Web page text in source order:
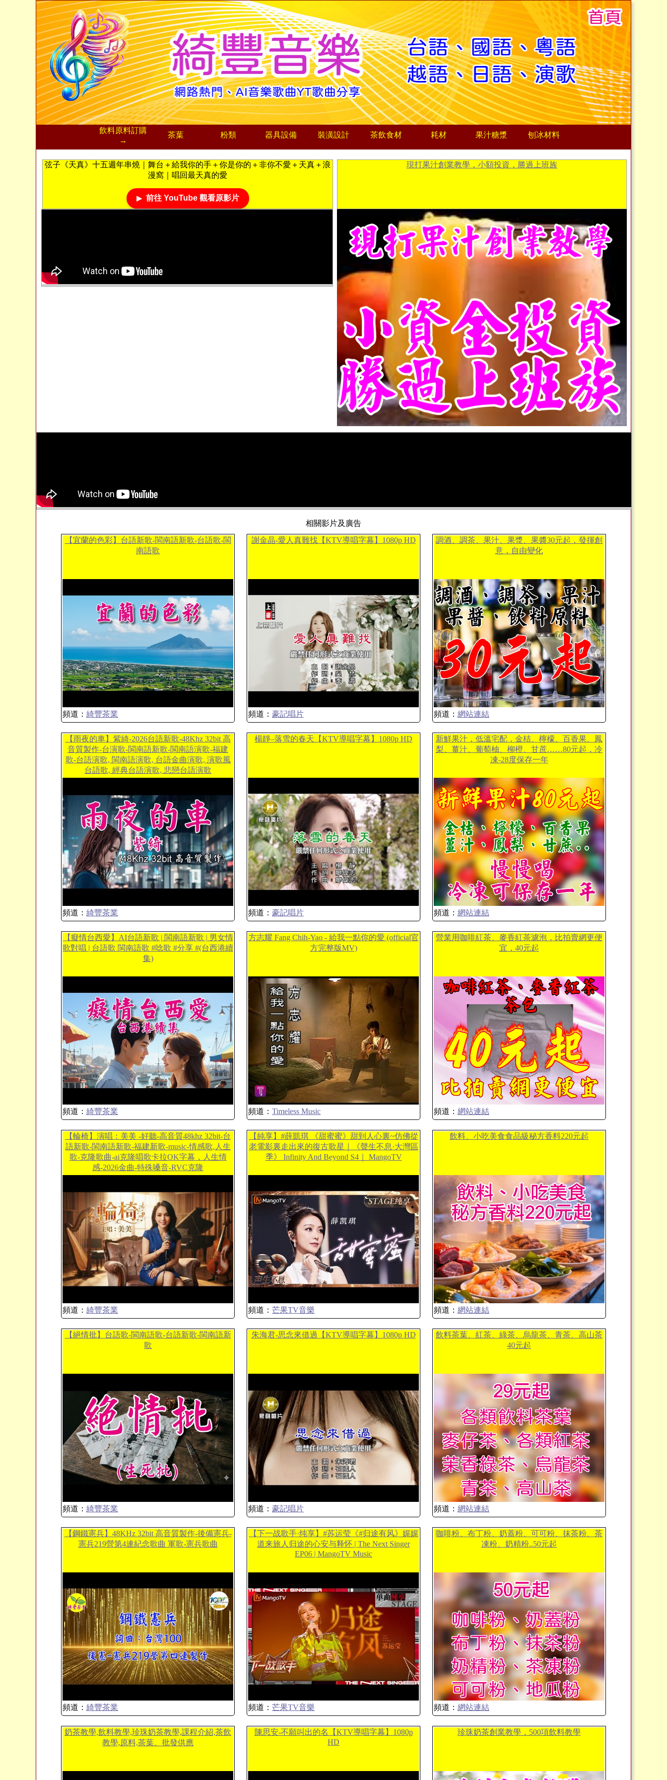
飲料原料訂購
→
茶葉 粉類 器具設備 裝潢設計 茶飲食材 耗材 果汁糖漿 刨冰材料
弦子《天真》十五週年串燒｜舞台＋給我你的手＋你是你的＋非你不愛＋天真＋浪
漫窩｜唱回最天真的愛
前往 YouTube 觀看原影片
現打果汁創業教學，小額投資，勝過上班族
相關影片及廣告
【宜蘭的色彩】台語新歌-閩南語新歌-台語歌-閩
南語歌
頻道： 綺豐茶業
謝金晶-愛人真難找【KTV導唱字幕】1080p HD
頻道： 豪記唱片
調酒、調茶、果汁、果漿、果醬30元起，發揮創
意，自由變化
頻道： 網站連結
【雨夜的車】紫綺-2026台語新歌-48Khz 32bit 高
音質製作-台演歌-閩南語新歌-閩南語演歌-福建
歌-台語演歌, 閩南語演歌, 台語金曲演歌, 演歌風
台語歌, 經典台語演歌, 悲戀台語演歌
頻道： 綺豐茶業
楊靜–落雪的春天【KTV導唱字幕】1080p HD
頻道： 豪記唱片
新鮮果汁，低溫宅配，金桔、檸檬、百香果、鳳
梨、薑汁、葡萄柚、柳橙、甘蔗……80元起，冷
凍-28度保存一年
頻道： 網站連結
【癡情台西愛】AI台語新歌 | 閩南語新歌 | 男女情
歌對唱 | 台語歌 閩南語歌 #唸歌 #分享 #(台西港續
集)
頻道： 綺豐茶業
方志耀 Fang Chih-Yao - 給我一點你的愛 (official官
方完整版MV)
頻道： Timeless Music
營業用咖啡紅茶、麥香紅茶濾泡，比拍賣網更便
宜，40元起
頻道： 網站連結
【輪椅】演唱：美美 -好聽-高音質48khz 32bit-台
語新歌-閩南語新歌-福建新歌-music-情感歌,人生
歌-克隆歌曲-ai克隆唱歌卡拉OK字幕，人生情
感-2026金曲-特殊嗓音-RVC克隆
頻道： 綺豐茶業
【純享】#薛凱琪 《甜蜜蜜》甜到人心裏~仿佛從
老電影裏走出來的復古歌星｜《聲生不息·大灣區
季》 Infinity And Beyond S4｜ MangoTV
頻道： 芒果TV音樂
飲料、小吃美食食品級秘方香料220元起
頻道： 網站連結
【絕情批】台語歌-閩南語歌-台語新歌-閩南語新
歌
頻道： 綺豐茶業
朱海君-思念來借過【KTV導唱字幕】1080p HD
頻道： 豪記唱片
飲料茶葉、紅茶、綠茶、烏龍茶、青茶、高山茶
40元起
頻道： 網站連結
【鋼鐵憲兵】48KHz 32bit 高音質製作-後備憲兵-
憲兵219營第4連紀念歌曲 軍歌-憲兵歌曲
頻道： 綺豐茶業
【下一战歌手·纯享】#苏运莹《#归途有风》娓娓
道来旅人归途的心安与释怀 | The Next Singer
EP06 | MangoTV Music
頻道： 芒果TV音樂
咖啡粉、布丁粉、奶蓋粉、可可粉、抹茶粉、茶
凍粉、奶精粉..50元起
頻道： 網站連結
奶茶教學,飲料教學,珍珠奶茶教學,課程介紹,茶飲
教學,原料,茶葉、批發供應
陳思安-不願叫出的名【KTV導唱字幕】1080p
HD
珍珠奶茶創業教學，500項飲料教學